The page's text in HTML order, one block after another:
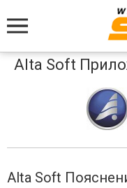
Меню
Alta Soft
Alta Soft